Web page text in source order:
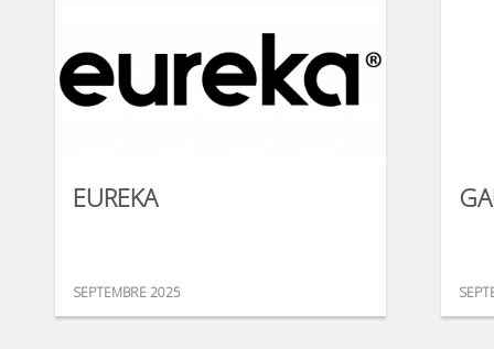
EUREKA
SEPTEMBRE 2025